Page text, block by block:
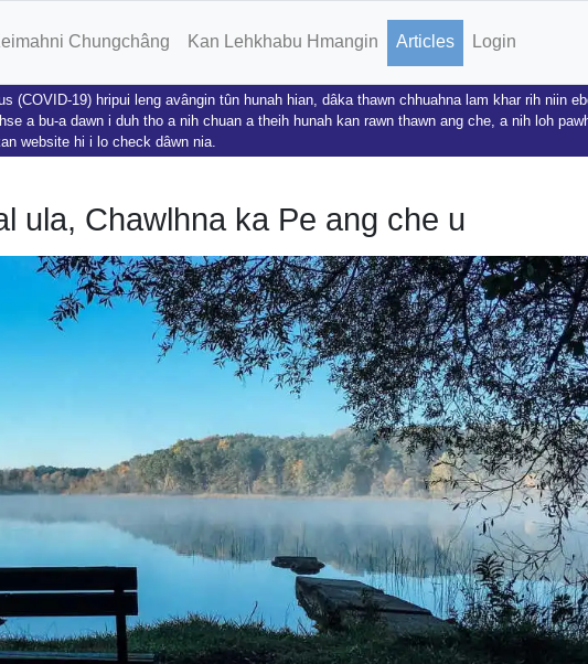
Chungchâng Kan Lehkhabu Hmangin Articles Login
(COVID-19) hripui leng avângin tûn hunah hian, dâka thawn chhuahna lam khar rih niin
a bu-a dawn i duh tho a nih chuan a theih hunah kan rawn thawn ang che, a nih loh
website hi i lo check dâwn nia.
ula, Chawlhna ka Pe ang che u